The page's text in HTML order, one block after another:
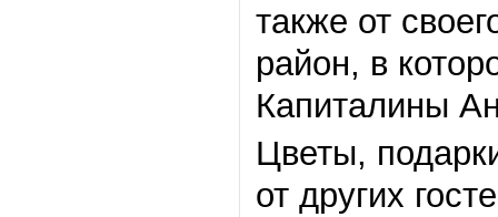
также от
район, в
Капиталины
Цветы,
от других